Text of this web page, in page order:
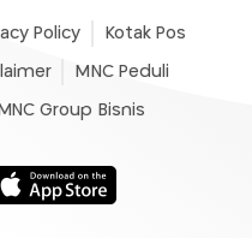
Policy Kotak Pos
MNC Peduli
MNC Group Bisnis